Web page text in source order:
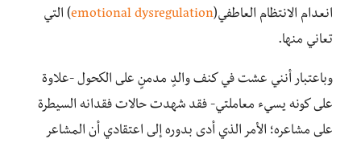
انعدام الانتظام العاطفي(emotional dysregulation) التي
تعاني منها.
وباعتبار أنني عشت في كنف والدٍ مدمنٍ على الكحول -علاوة
على كونه يسيء معاملتي- فقد شهدت حالات فقدانه السيطرة
على مشاعره؛ الأمر الذي أدى بدوره إلى اعتقادي أن المشاعر